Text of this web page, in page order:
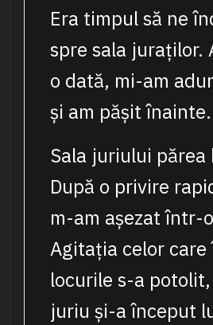
Era timpul să ne
spre sala juraților.
o dată, mi-am
și am pășit înainte.
Sala juriului părea
După o privire
m-am așezat într-
Agitația celor care
locurile s-a
juriu și-a început